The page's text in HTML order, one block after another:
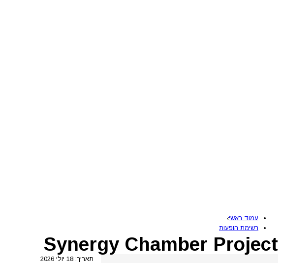
עמוד ראשי›
רשימת הופעות
Synergy Chamber Project
תאריך: 18 יולי 2026